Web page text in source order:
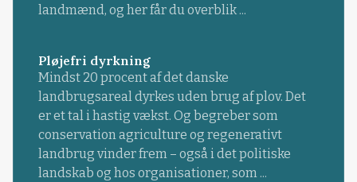
landmænd, og her får du overblik ...
Pløjefri dyrkning
Mindst 20 procent af det danske
landbrugsareal dyrkes uden brug af plov. Det
er et tal i hastig vækst. Og begreber som
conservation agriculture og regenerativt
landbrug vinder frem – også i det politiske
landskab og hos organisationer, som ...